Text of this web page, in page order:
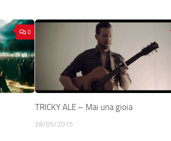
0
TRICKY ALE – Mai una gioia
28/05/2015